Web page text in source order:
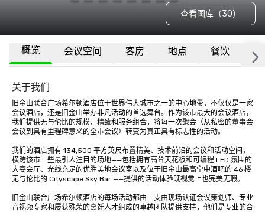
查看图库（30）
概览 会议空间 客房 地点 餐饮 更
关于我们
旧金山联合广场希尔顿酒店位于世界伟大城市之一的中心地带，不仅仅是一家
会议酒店，还是旧金山举办非凡活动的首选舞台。作为该市最大的会议酒店，
我们提供无与伦比的规模、精致和服务组合，将每一次聚会（从私密的董事会
会议到具有里程碑意义的全市会议）转变为真正具有标志性的活动。
我们的酒店拥有 134,500 平方英尺布置精美、技术前沿的会议和活动空间，
横跨该市一些最引人注目的场地——包括拥有高耸天花板和可编程 LED 氛围的
大宴会厅、光线充足的优胜美地会议室以及位于旧金山最高空中酒吧的 46 楼
无与伦比的 Cityscape Sky Bar ——提供的活动体验既视觉上也完美无瑕。
旧金山联合广场希尔顿酒店的每场活动都由一支由现场认证会议策划师、专业
音视频专家和屡获殊荣的烹饪人才组成的卓越团队提供支持，他们是专业的合